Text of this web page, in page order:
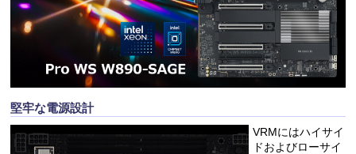
堅牢な電源設計
VRMにはハイサイ
ドおよびローサイ